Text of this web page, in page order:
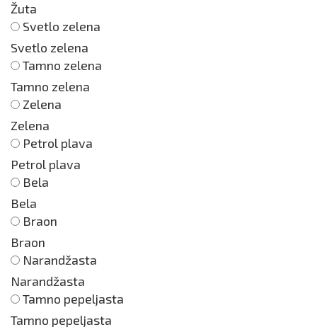
Žuta
Svetlo zelena
Svetlo zelena
Tamno zelena
Tamno zelena
Zelena
Zelena
Petrol plava
Petrol plava
Bela
Bela
Braon
Braon
Narandžasta
Narandžasta
Tamno pepeljasta
Tamno pepeljasta